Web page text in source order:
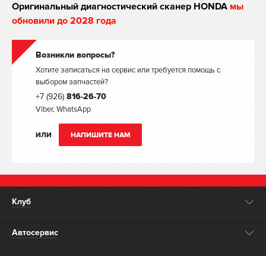
Оригинальный диагностический сканер HONDA мы
обновили до 2028 года
Возникли вопросы?
Хотите записаться на сервис или требуется помощь с
выбором запчастей?
+7 (926) 816-26-70
Viber, WhatsApp
ИЛИ НАПИШИТЕ НАМ
Клуб
Автосервис